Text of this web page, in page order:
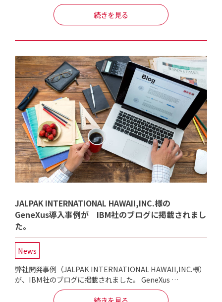
続きを見る
JALPAK INTERNATIONAL HAWAII,INC.様の
GeneXus導入事例が IBM社のブログに掲載されまし
た。
News
弊社開発事例（JALPAK INTERNATIONAL HAWAII,INC.様）
が、IBM社のブログに掲載されました。 GeneXus …